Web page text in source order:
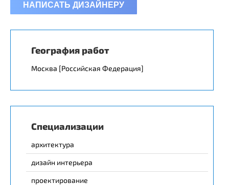
НАПИСАТЬ ДИЗАЙНЕРУ
География работ
Москва [Российская Федерация]
Специализации
архитектура
дизайн интерьера
проектирование